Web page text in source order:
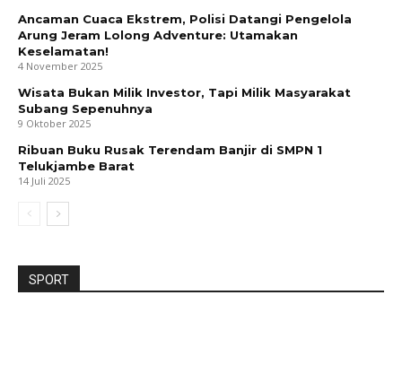
Ancaman Cuaca Ekstrem, Polisi Datangi Pengelola
Arung Jeram Lolong Adventure: Utamakan
Keselamatan!
4 November 2025
Wisata Bukan Milik Investor, Tapi Milik Masyarakat
Subang Sepenuhnya
9 Oktober 2025
Ribuan Buku Rusak Terendam Banjir di SMPN 1
Telukjambe Barat
14 Juli 2025
SPORT